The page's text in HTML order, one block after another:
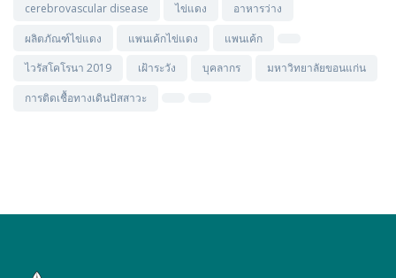
cerebrovascular disease
ไข่แดง
อาหารว่าง
ผลิตภัณฑ์ไข่แดง
แพนเค้กไข่แดง
แพนเค้ก
ไวรัสโคโรนา 2019
เฝ้าระวัง บุคลากร
มหาวิทยาลัยขอนแก่น
การติดเชื้อทางเดินปัสสาวะ